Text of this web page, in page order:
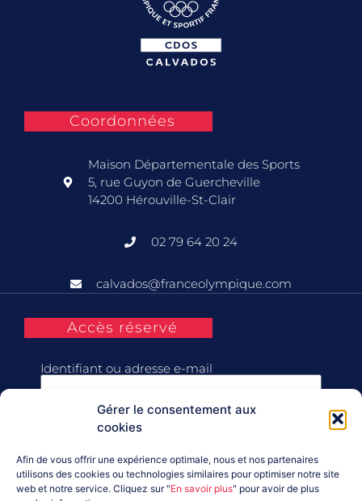
Gérer le consentement aux
cookies
Afin de vous offrir une expérience optimale, nous et nos partenaires
utilisons des cookies ou technologies similaires pour optimiser notre site
web et notre service. Cliquez sur "En savoir plus" pour avoir de plus
Coordonnées
Maison Départementale des Sports
5, rue Guyon de Guercheville
14200 Hérouville-St-Clair
02 79 64 20 24
calvados@franceolympique.com
Accès réservé
Identifiant ou adresse e-mail
Mot de passe
Se souvenir de moi